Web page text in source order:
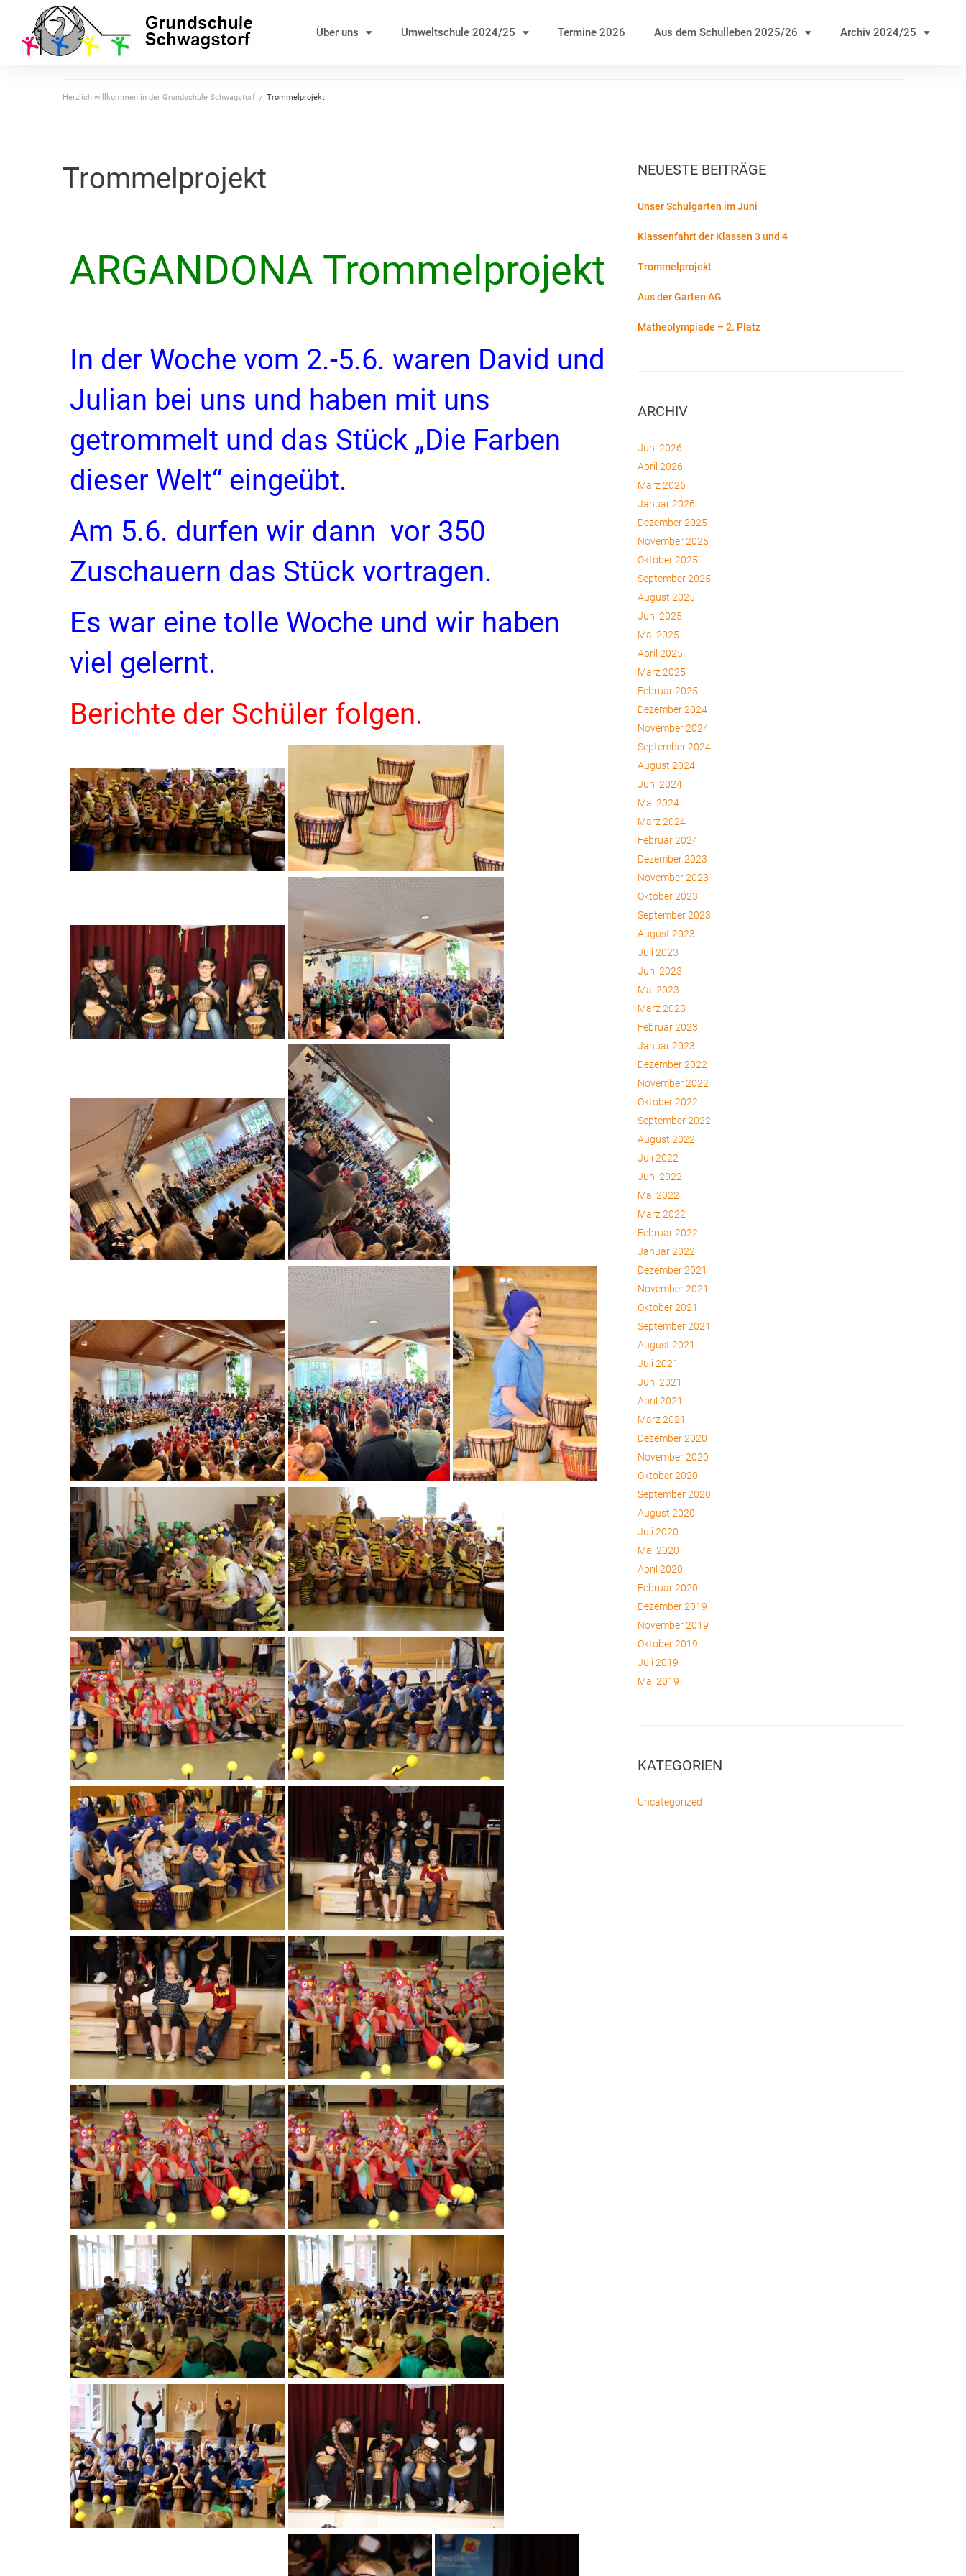
Über uns Umweltschule 2024/25 Termine 2026 Aus dem Schulleben 2025/26 Archiv 2024/25
Herzlich willkommen in der Grundschule Schwagstorf / Trommelprojekt
Trommelprojekt
ARGANDONA Trommelprojekt
In der Woche vom 2.-5.6. waren David und
Julian bei uns und haben mit uns
getrommelt und das Stück „Die Farben
dieser Welt“ eingeübt.
Am 5.6. durfen wir dann vor 350
Zuschauern das Stück vortragen.
Es war eine tolle Woche und wir haben
viel gelernt.
Berichte der Schüler folgen.
NEUESTE BEITRÄGE
Unser Schulgarten im Juni
Klassenfahrt der Klassen 3 und 4
Trommelprojekt
Aus der Garten AG
Matheolympiade – 2. Platz
ARCHIV
Juni 2026
April 2026
März 2026
Januar 2026
Dezember 2025
November 2025
Oktober 2025
September 2025
August 2025
Juni 2025
Mai 2025
April 2025
März 2025
Februar 2025
Dezember 2024
November 2024
September 2024
August 2024
Juni 2024
Mai 2024
März 2024
Februar 2024
Dezember 2023
November 2023
Oktober 2023
September 2023
August 2023
Juli 2023
Juni 2023
Mai 2023
März 2023
Februar 2023
Januar 2023
Dezember 2022
November 2022
Oktober 2022
September 2022
August 2022
Juli 2022
Juni 2022
Mai 2022
März 2022
Februar 2022
Januar 2022
Dezember 2021
November 2021
Oktober 2021
September 2021
August 2021
Juli 2021
Juni 2021
April 2021
März 2021
Dezember 2020
November 2020
Oktober 2020
September 2020
August 2020
Juli 2020
Mai 2020
April 2020
Februar 2020
Dezember 2019
November 2019
Oktober 2019
Juli 2019
Mai 2019
KATEGORIEN
Uncategorized